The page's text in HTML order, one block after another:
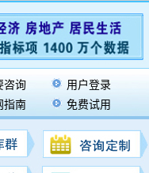
咨询
用户登录
指南
免费试用
况汇报等]